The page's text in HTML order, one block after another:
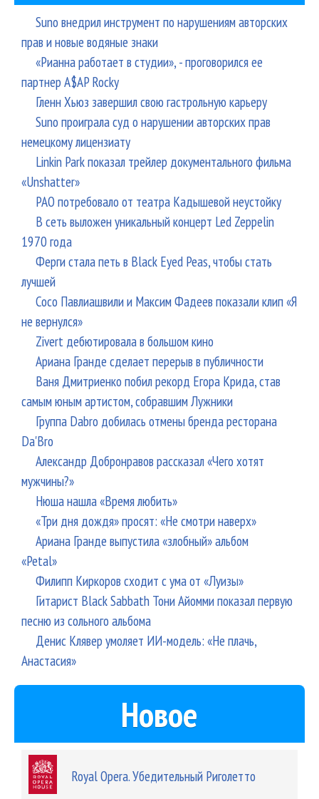
Suno внедрил инструмент по нарушениям авторских
прав и новые водяные знаки
«Рианна работает в студии», - проговорился ее
партнер A$AP Rocky
Гленн Хьюз завершил свою гастрольную карьеру
Suno проиграла суд о нарушении авторских прав
немецкому лицензиату
Linkin Park показал трейлер документального фильма
«Unshatter»
РАО потребовало от театра Кадышевой неустойку
В сеть выложен уникальный концерт Led Zeppelin
1970 года
Ферги стала петь в Black Eyed Peas, чтобы стать
лучшей
Сосо Павлиашвили и Максим Фадеев показали клип «Я
не вернулся»
Zivert дебютировала в большом кино
Ариана Гранде сделает перерыв в публичности
Ваня Дмитриенко побил рекорд Егора Крида, став
самым юным артистом, собравшим Лужники
Группа Dabro добилась отмены бренда ресторана
Da'Bro
Александр Добронравов рассказал «Чего хотят
мужчины?»
Нюша нашла «Время любить»
«Три дня дождя» просят: «Не смотри наверх»
Ариана Гранде выпустила «злобный» альбом
«Petal»
Филипп Киркоров сходит с ума от «Луизы»
Гитарист Black Sabbath Тони Айомми показал первую
песню из сольного альбома
Денис Клявер умоляет ИИ-модель: «Не плачь,
Анастасия»
Новое
Royal Opera. Убедительный Риголетто